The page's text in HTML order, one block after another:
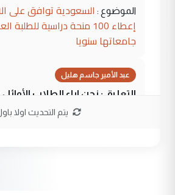
الموضوع : السعودية توافق على
إعطاء 100 منحة دراسية
جامعاتها سنويا
عبد الأمير جاسم هليل
التعليق : نحن اباء الطلاب الأوائل
نتشرف بلقاء السيد احمد الصافي
يتم التحديث اولا